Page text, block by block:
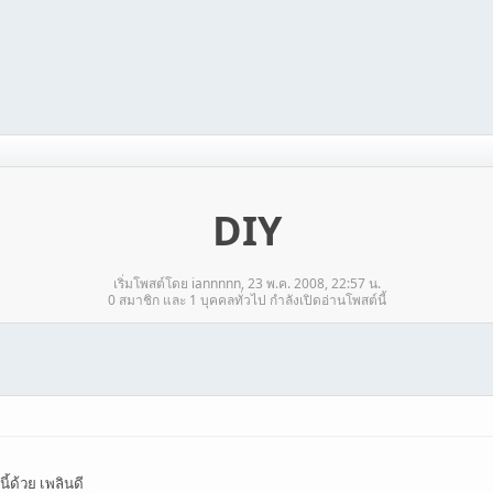
DIY
เริ่มโพสต์โดย iannnnn, 23 พ.ค. 2008, 22:57 น.
0 สมาชิก และ 1 บุคคลทั่วไป กำลังเปิดอ่านโพสต์นี้
ด้วย เพลินดี